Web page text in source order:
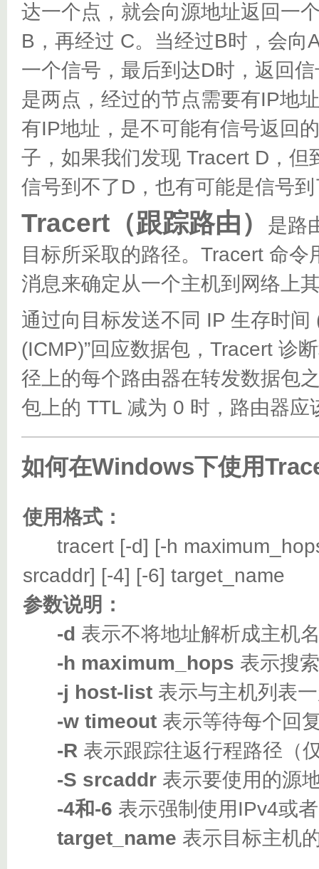
达一个点，就会向源地址返回一
B，再经过 C。当经过B时，会
一个信号，最后到达D时，返回
是两点，经过的节点需要有IP地
有IP地址，是不可能有信号返回
子，如果我们发现 Tracert D，
信号到不了D，也有可能是信号
Tracert（跟踪路由）
是路
目标所采取的路径。Tracert 命
消息来确定从一个主机到网络上
通过向目标发送不同 IP 生存时
(ICMP)”回应数据包，Tracert 诊
径上的每个路由器在转发数据包
包上的 TTL 减为 0 时，路由器应
如何在Windows下使用
使用格式：
tracert [-d] [-h
srcaddr] [-4] [-6] target_name
参数说明：
-d 表示不将地址解析成主机
-h maximum_hops 表示搜
-j host-list 表示与主机列表
-w timeout 表示等待每个回
-R 表示跟踪往返行程路径（
-S srcaddr 表示要使用的源
-4和-6 表示强制使用IPv4或
target_name 表示目标主机